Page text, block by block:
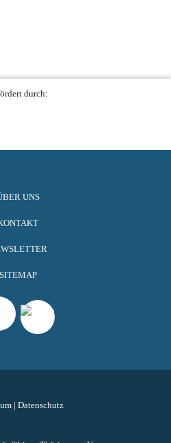
durch:
UNS
SITEMAP
| Datenschutz